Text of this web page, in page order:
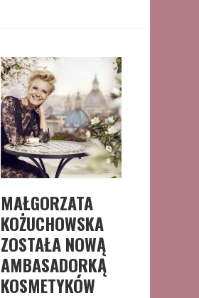
MAŁGORZATA
KOŻUCHOWSKA
ZOSTAŁA NOWĄ
AMBASADORKĄ
KOSMETYKÓW